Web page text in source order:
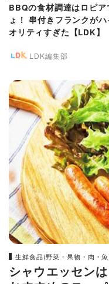
BBQの食材調達はロピア
ょ！ 串付きフランクがハ
オリティすぎた【LDK】
LDK編集部
生鮮食品(野菜・果物・肉・
シャウエッセン